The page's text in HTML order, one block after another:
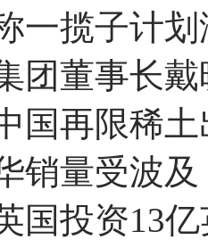
一揽子计
团董事长
国再限稀
销量受波
国投资13